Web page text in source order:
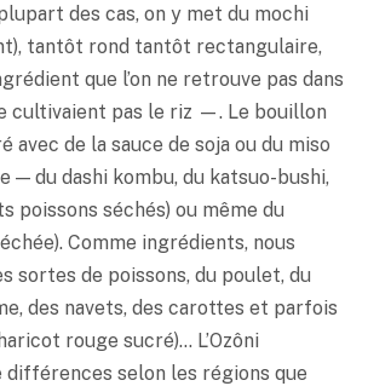
des cas, on y met du mochi
tantôt rond tantôt rectangulaire,
que l’on ne retrouve pas dans
cultivaient pas le riz —. Le bouillon
avec de la sauce de soja ou du miso
— du dashi kombu, du katsuo-bushi,
poissons séchés) ou même du
Comme ingrédients, nous
sortes de poissons, du poulet, du
des navets, des carottes et parfois
rouge sucré)… L’Ozôni
différences selon les régions que